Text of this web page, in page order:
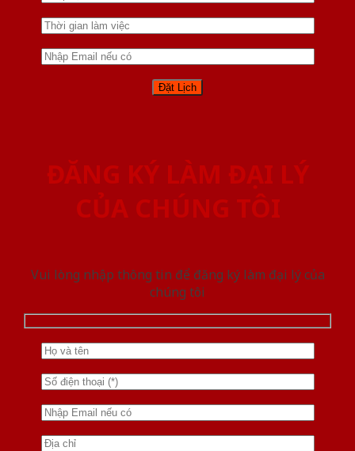
ĐĂNG KÝ LÀM ĐẠI LÝ
CỦA CHÚNG TÔI
Vui lòng nhập thông tin để đăng ký làm đại lý của
chúng tôi